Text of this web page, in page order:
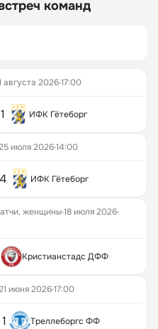
команд
августа 202617:00
ИФК Гётеборг
июля 202614:00
ИФК Гётеборг
женщины18 июля 2026
Кристианстадс ДФФ
июня 202617:00
Треллеборгс ФФ